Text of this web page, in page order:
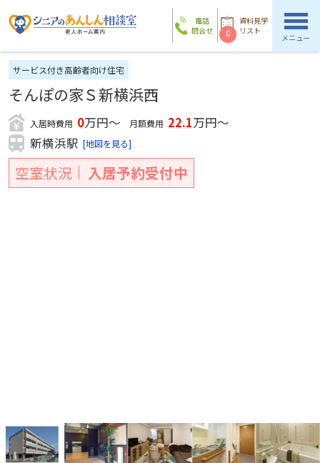
電話
問合せ
資料見学
リスト
0 メニュー
サービス付き高齢者向け住宅
そんぽの家Ｓ新横浜西
入居時費用 0万円～ 月額費用 22.1万円～
新横浜駅 [地図を見る]
空室状況 入居予約受付中